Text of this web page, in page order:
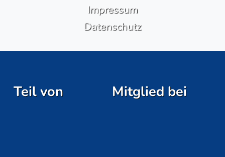
Impressum
Datenschutz
Teil von Mitglied bei